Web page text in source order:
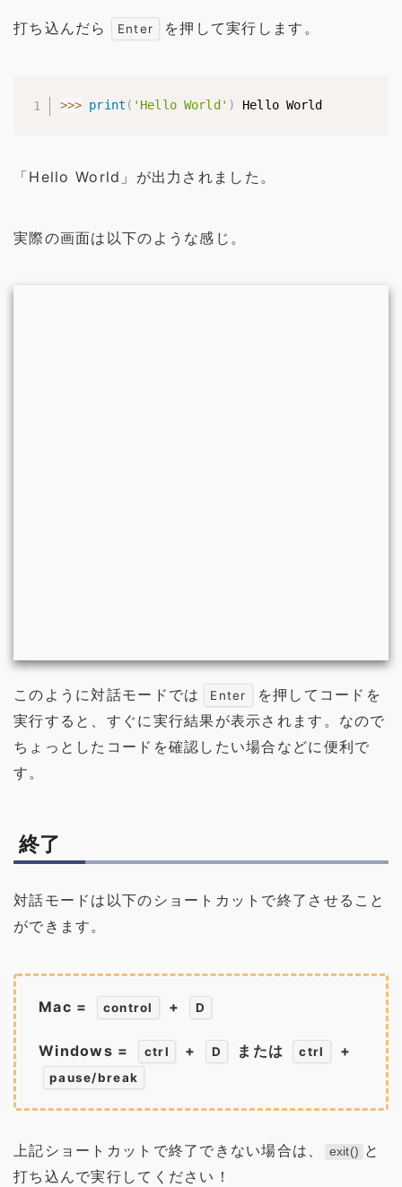
打ち込んだら Enter を押して実行します。
>>> print ( 'Hello World' ) Hello World
「Hello World」が出力されました。
実際の画面は以下のような感じ。
このように対話モードでは Enter
を押してコードを
実行すると、すぐに実行結果が表示されます。なので
ちょっとしたコードを確認したい場合などに便利で
す。
終了
対話モードは以下のショートカットで終了させること
ができます。
Mac = control + D
Windows = ctrl + D または ctrl +
pause/break
上記ショートカットで終了できない場合は、 exit() と
打ち込んで実行してください！